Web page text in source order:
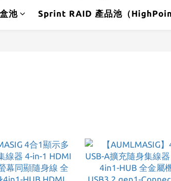
池 Sprint RAID 產品池（